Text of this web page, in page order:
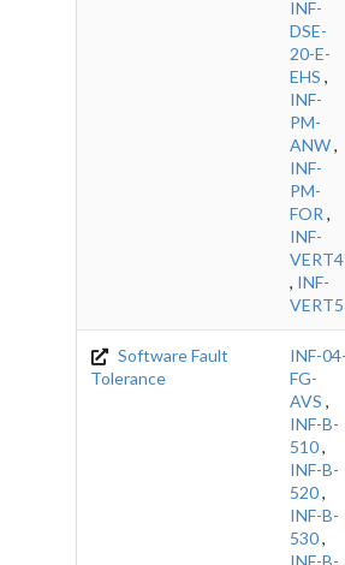
INF-
DSE-
20-E-
EHS ,
INF-
PM-
ANW,
INF-
PM-
FOR ,
INF-
VERT4
, INF-
VERT5
Software Fault
Tolerance
INF-04-
FG-
AVS ,
INF-B-
510,
INF-B-
520,
INF-B-
530,
INF-B-